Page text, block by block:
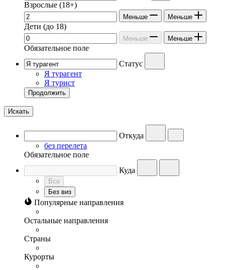
Взрослые (18+)
Меньше Меньше
Дети (до 18)
Меньше Меньше
Обязательное поле
Статус
Я турагент
Я турист
Продолжить
Искать
Откуда
без перелета
Обязательное поле
Куда
Все
Без виз
Популярные направления
Остальные направления
Страны
Курорты